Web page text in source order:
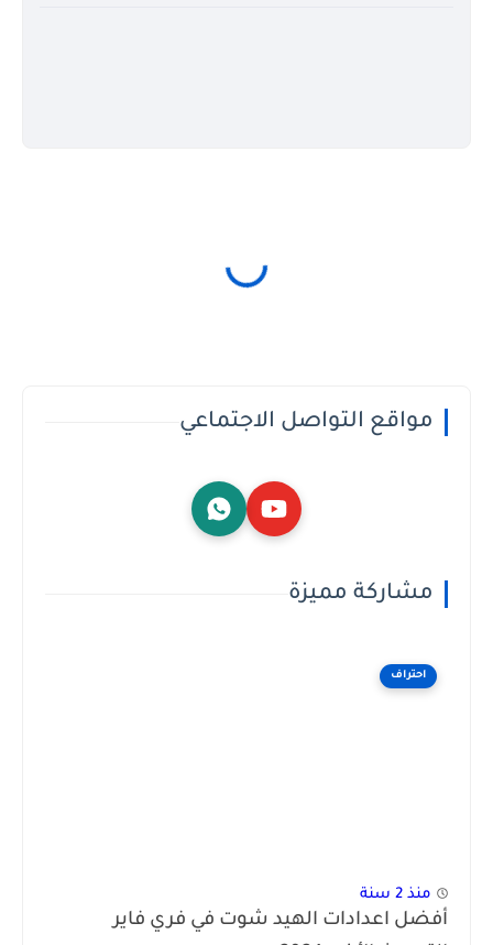
مواقع التواصل الاجتماعي
مشاركة مميزة
احتراف
منذ 2 سنة
أفضل اعدادات الهيد شوت في فري فاير